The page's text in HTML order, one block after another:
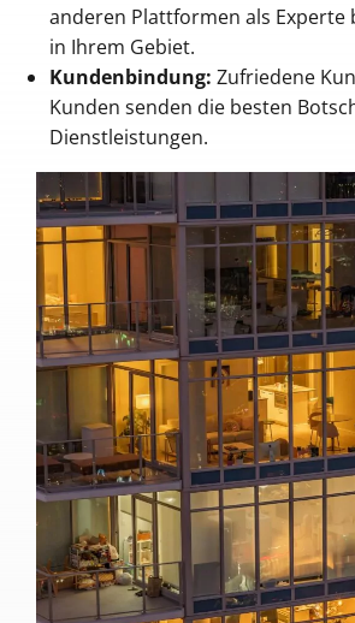
anderen Plattformen als Experte
in Ihrem Gebiet.
Kundenbindung: Zufriedene
Kunden senden die besten
Dienstleistungen.